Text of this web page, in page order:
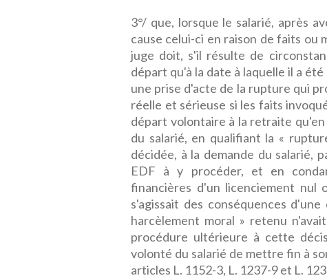
3°/ que, lorsque le salarié, après
cause celui-ci en raison de faits ou
juge doit, s'il résulte de
départ qu'à la date à laquelle il a
une prise d'acte de la rupture qui
réelle et sérieuse si les faits
départ volontaire à la retraite
du salarié, en qualifiant la «
décidée, à la demande du salarié,
EDF à y procéder, et en
financières d'un licenciement nul
s'agissait des conséquences
harcèlement moral » retenu
procédure ultérieure à cette
volonté du salarié de mettre fin à
articles L. 1152-3, L. 1237-9 et L.